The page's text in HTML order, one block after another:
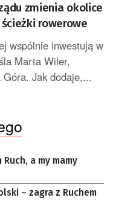
zmienia okolice
rowerowe
wspólnie inwestują w
Marta Wiler,
Jak dodaje,...
a my mamy
– zagra z Ruchem